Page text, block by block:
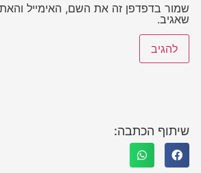
שמור בדפדפן זה את השם, האימייל
שאגיב.
שיתוף הכתבה: